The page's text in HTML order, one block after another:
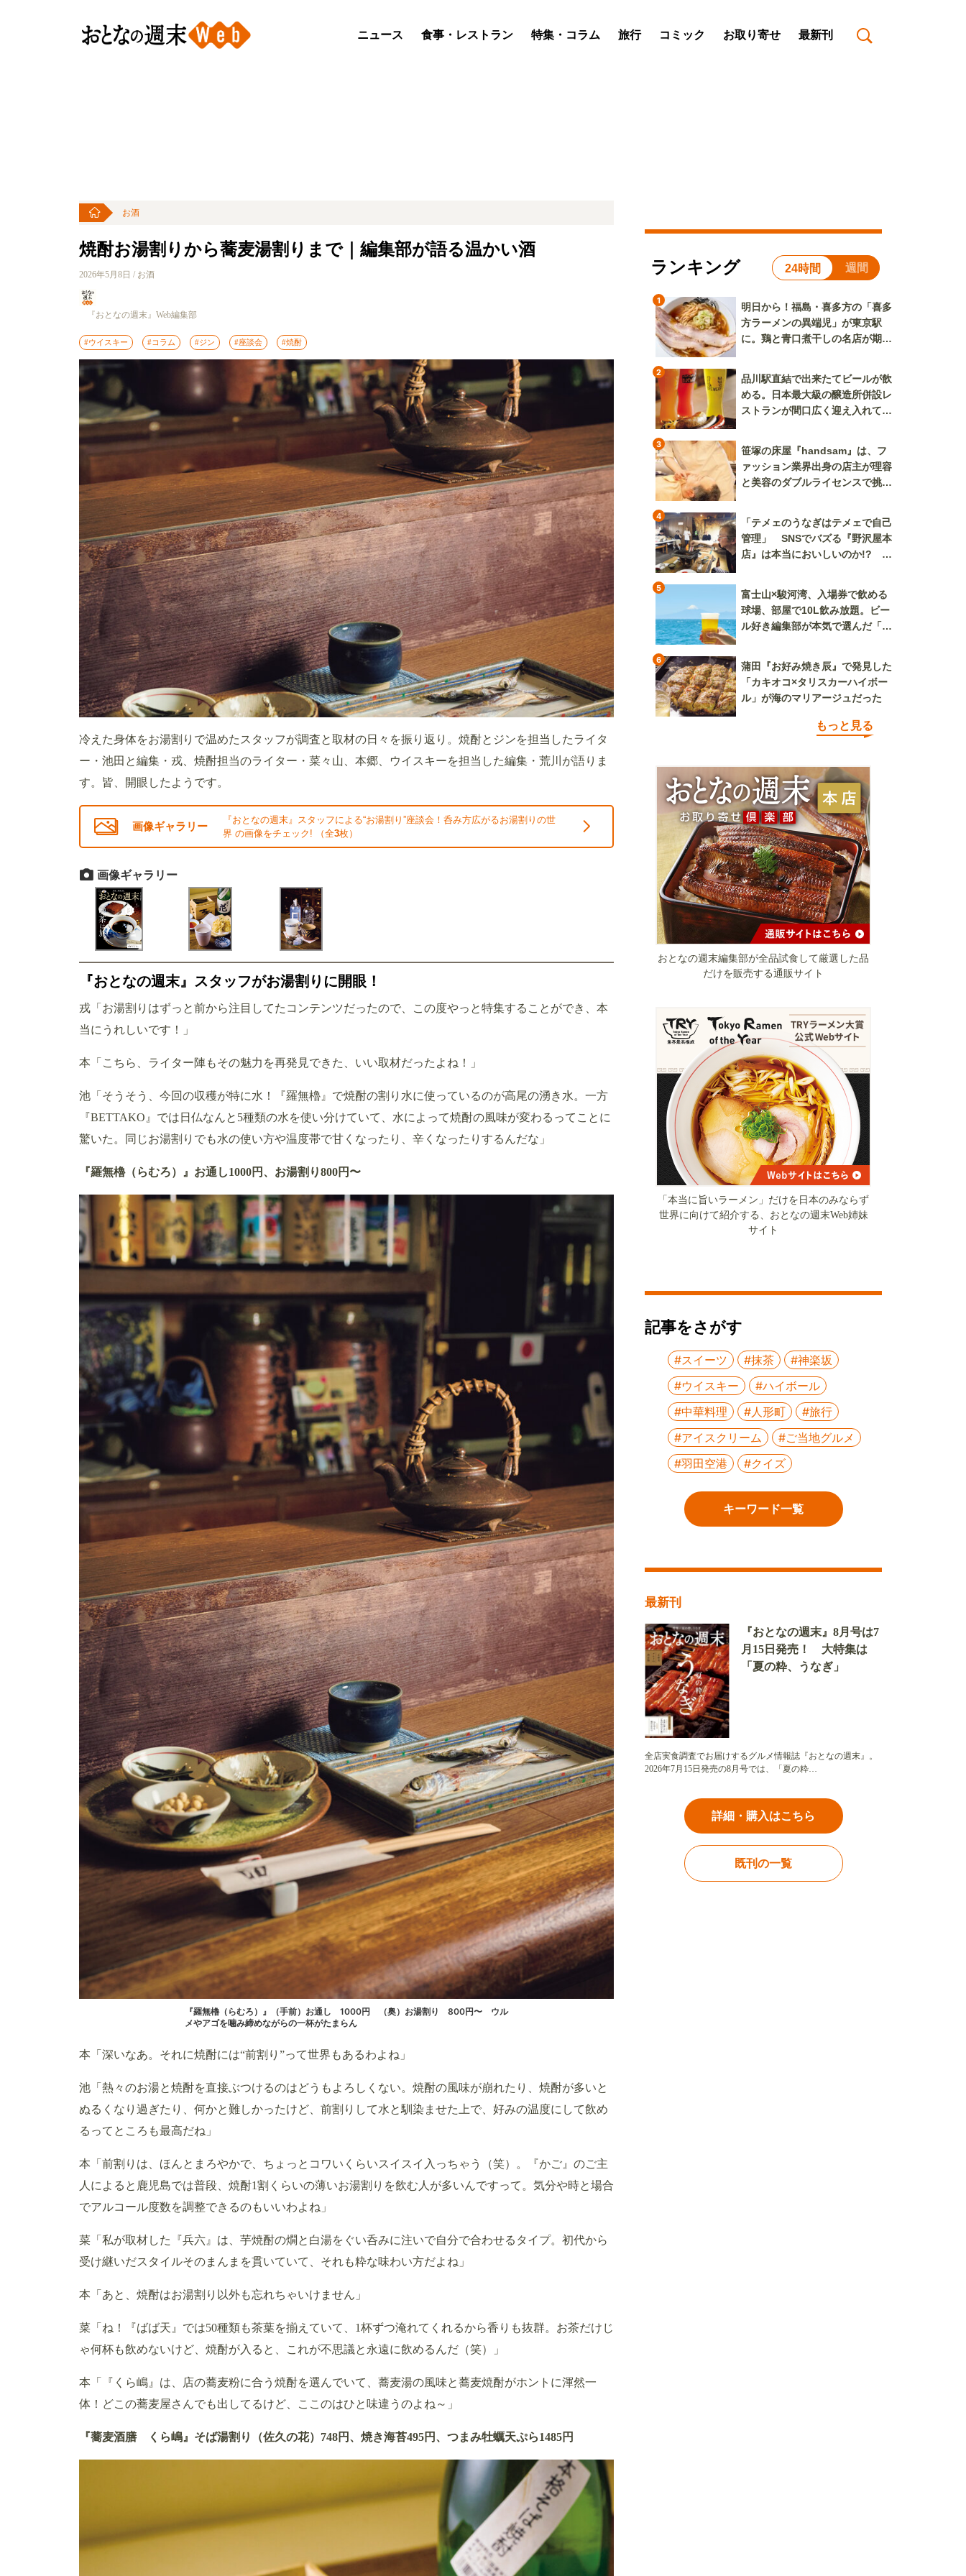
ニュース 食事・レストラン 特集・コラム 旅行 コミック お取り寄せ 最新刊
お酒
焼酎お湯割りから蕎麦湯割りまで｜編集部が語る温かい酒
2026年5月8日 / お酒
『おとなの週末』Web編集部
#ウイスキー #コラム #ジン #座談会 #焼酎
冷えた身体をお湯割りで温めたスタッフが調査と取材の日々を振り返り。焼酎とジンを担当したライタ
ー・池田と編集・戎、焼酎担当のライター・菜々山、本郷、ウイスキーを担当した編集・荒川が語りま
す。皆、開眼したようです。
画像ギャラリー
『おとなの週末』スタッフによる“お湯割り”座談会！呑み方広がるお湯割りの世
界 の画像をチェック! （全3枚）
画像ギャラリー
『おとなの週末』スタッフがお湯割りに開眼！
戎「お湯割りはずっと前から注目してたコンテンツだったので、この度やっと特集することができ、本
当にうれしいです！」
本「こちら、ライター陣もその魅力を再発見できた、いい取材だったよね！」
池「そうそう、今回の収穫が特に水！『羅無櫓』で焼酎の割り水に使っているのが高尾の湧き水。一方
『BETTAKO』では日仏なんと5種類の水を使い分けていて、水によって焼酎の風味が変わるってことに
驚いた。同じお湯割りでも水の使い方や温度帯で甘くなったり、辛くなったりするんだな」
『羅無櫓（らむろ）』お通し1000円、お湯割り800円〜
『羅無櫓（らむろ）』（手前）お通し 1000円 （奥）お湯割り 800円〜 ウル
メやアゴを噛み締めながらの一杯がたまらん
本「深いなあ。それに焼酎には“前割り”って世界もあるわよね」
池「熱々のお湯と焼酎を直接ぶつけるのはどうもよろしくない。焼酎の風味が崩れたり、焼酎が多いと
ぬるくなり過ぎたり、何かと難しかったけど、前割りして水と馴染ませた上で、好みの温度にして飲め
るってところも最高だね」
本「前割りは、ほんとまろやかで、ちょっとコワいくらいスイスイ入っちゃう（笑）。『かご』のご主
人によると鹿児島では普段、焼酎1割くらいの薄いお湯割りを飲む人が多いんですって。気分や時と場合
でアルコール度数を調整できるのもいいわよね」
菜「私が取材した『兵六』は、芋焼酎の燗と白湯をぐい呑みに注いで自分で合わせるタイプ。初代から
受け継いだスタイルそのまんまを貫いていて、それも粋な味わい方だよね」
本「あと、焼酎はお湯割り以外も忘れちゃいけません」
菜「ね！『ばば天』では50種類も茶葉を揃えていて、1杯ずつ淹れてくれるから香りも抜群。お茶だけじ
ゃ何杯も飲めないけど、焼酎が入ると、これが不思議と永遠に飲めるんだ（笑）」
本「『くら嶋』は、店の蕎麦粉に合う焼酎を選んでいて、蕎麦湯の風味と蕎麦焼酎がホントに渾然一
体！どこの蕎麦屋さんでも出してるけど、ここのはひと味違うのよね～」
『蕎麦酒膳 くら嶋』そば湯割り（佐久の花）748円、焼き海苔495円、つまみ牡蠣天ぷら1485円
ランキング 24時間 週間
1
明日から！福島・喜多方の「喜多
方ラーメンの異端児」が東京駅
に。鶏と青口煮干しの名店が期間
2
品川駅直結で出来たてビールが飲
める。日本最大級の醸造所併設レ
ストランが間口広く迎え入れてく
3
笹塚の床屋『handsam』は、フ
ァッション業界出身の店主が理容
と美容のダブルライセンスで挑む
4
「テメェのうなぎはテメェで自己
管理」 SNSでバズる『野沢屋本
店』は本当においしいのか!? い
5
富士山×駿河湾、入場券で飲める
球場、部屋で10L飲み放題。ビー
ル好き編集部が本気で選んだ「ビ
6
蒲田『お好み焼き辰』で発見した
「カキオコ×タリスカーハイボー
ル」が海のマリアージュだった
もっと見る
おとなの週末編集部が全品試食して厳選した品
だけを販売する通販サイト
「本当に旨いラーメン」だけを日本のみならず
世界に向けて紹介する、おとなの週末Web姉妹
サイト
記事をさがす
#スイーツ #抹茶
#神楽坂
#ウイスキー
#ハイボール
#中華料理
#人形町
#旅行
#アイスクリーム
#ご当地グルメ
#羽田空港
#クイズ
キーワード一覧
最新刊
『おとなの週末』8月号は7
月15日発売！ 大特集は
「夏の粋、うなぎ」
全店実食調査でお届けするグルメ情報誌『おとなの週末』。
2026年7月15日発売の8月号では、「夏の粋…
詳細・購入はこちら
既刊の一覧